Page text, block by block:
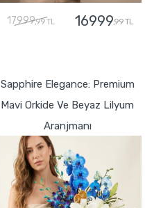
17999,99 TL 16999,99 TL
Sapphire Elegance: Premium
Mavi Orkide Ve Beyaz Lilyum
Aranjmanı